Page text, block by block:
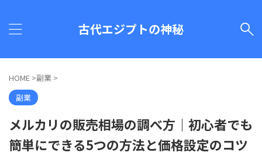
古代エジプトの神秘
HOME >副業 >
副業
メルカリの販売相場の調べ方｜初心者でも
簡単にできる5つの方法と価格設定のコツ